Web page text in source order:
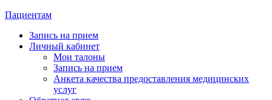
Пациентам
Запись на прием
Личный кабинет
Мои талоны
Запись на прием
Анкета качества предоставления медицинских
услуг